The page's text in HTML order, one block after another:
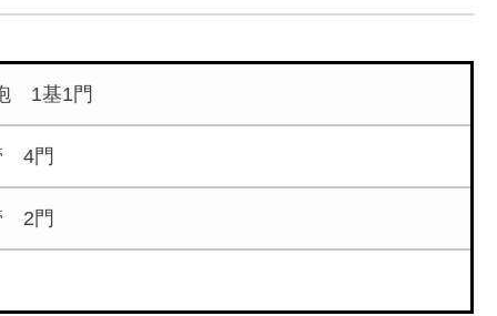
1基1門
4門
2門